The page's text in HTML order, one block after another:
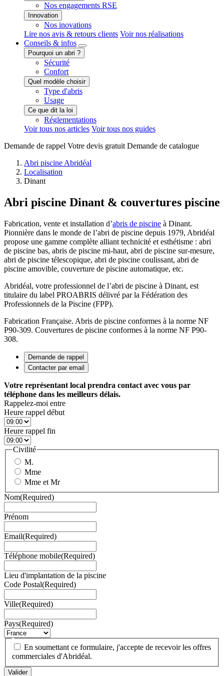
Nos engagements RSE
Innovation
Nos inovations
Lire nos avis & retours clients Voir nos réalisations
Conseils & infos
Pourquoi un abri ?
Sécurité
Confort
Quel modèle choisir
Type d'abris
Usage
Ce que dit la loi
Réglementations
Voir tous nos articles Voir tous nos guides
Demande de rappel Votre devis gratuit Demande de catalogue
Abri piscine Abridéal
Localisation
Dinant
Abri piscine Dinant & couvertures piscine
Fabrication, vente et installation d’abris de piscine à Dinant.
Pionnière dans le monde de l’abri de piscine depuis 1979, Abridéal
propose une gamme complète alliant technicité et esthétisme : abri
de piscine bas, abris de piscine mi-haut, abri de piscine sur-mesure,
abri de piscine télescopique, abri de piscine coulissant, abri de
piscine amovible, couverture de piscine automatique, etc.
Abridéal, votre professionnel de l’abri de piscine à Dinant, est
titulaire du label PROABRIS délivré par la Fédération des
Professionnels de la Piscine (FPP).
Fabrication Française. Abris de piscine conformes à la norme NF
P90-309. Couvertures de piscine conformes à la norme NF P90-
308.
Demande de rappel
Contacter par email
Votre représentant local prendra contact avec vous par
téléphone dans les meilleurs délais.
Rappelez-moi entre
Heure rappel début
Heure rappel fin
Civilité
M.
Mme
Mme et Mr
Nom(Required)
Prénom
Email(Required)
Téléphone mobile(Required)
Lieu d'implantation de la piscine
Code Postal(Required)
Ville(Required)
Pays(Required)
En soumettant ce formulaire, j'accepte de recevoir les offres
commerciales d'Abridéal.